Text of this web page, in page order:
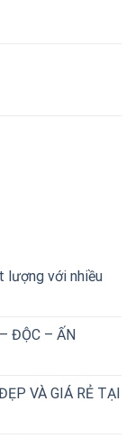
lượng với nhiều
ĐỘC – ẤN
VÀ GIÁ RẺ TẠI